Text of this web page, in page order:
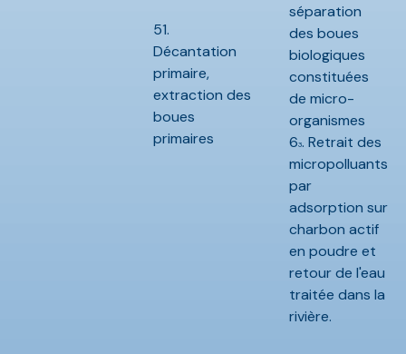
51.
Décantation
primaire,
extraction des
boues
primaires
séparation
des boues
biologiques
constituées
de micro-
organismes
63. Retrait des
micropolluants
par
adsorption sur
charbon actif
en poudre et
retour de l'eau
traitée dans la
rivière.